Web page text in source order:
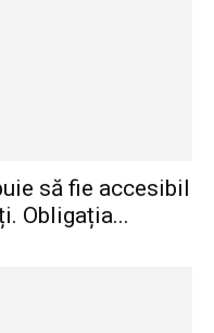
să fie accesibil
Obligația...